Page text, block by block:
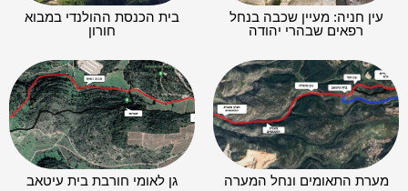
עין חניה: מעיין שכבה בנחל
רפאים שבהרי יהודה
בית הכנסת ההולנדי במבוא
חורון
מערת התאומים ונחל המערה גן לאומי חורבת בית עיטאב